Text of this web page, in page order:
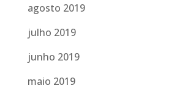
agosto 2019
julho 2019
junho 2019
maio 2019